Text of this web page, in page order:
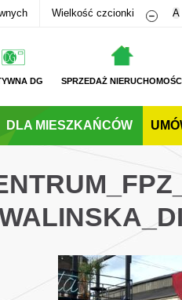
Wielkość czcionki A
DG SPRZEDAŻ
DLA MIESZKAŃCÓW